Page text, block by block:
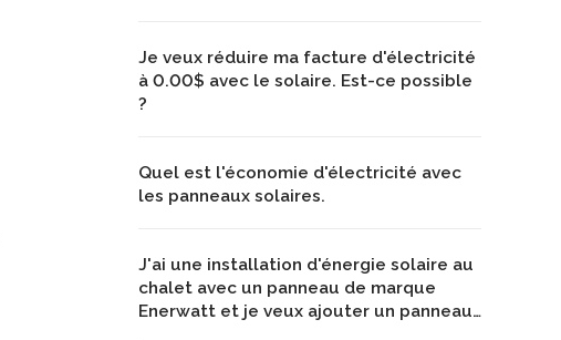
Je veux réduire ma facture d'électricité
à 0.00$ avec le solaire. Est-ce possible
?
Quel est l'économie d'électricité avec
les panneaux solaires.
J'ai une installation d'énergie solaire au
chalet avec un panneau de marque
Enerwatt et je veux ajouter un panneau…